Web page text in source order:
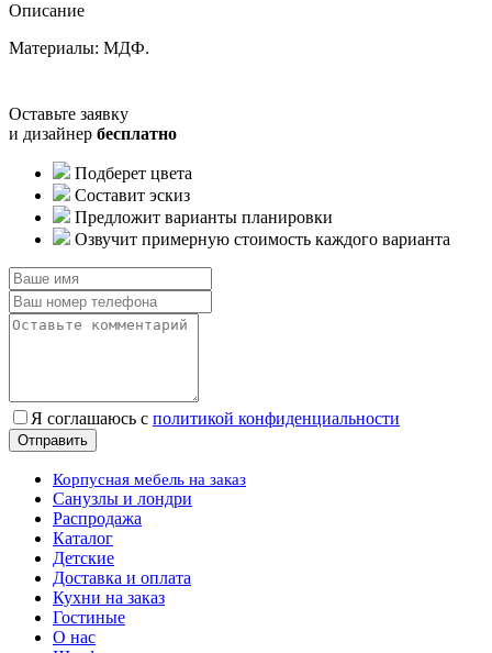
Описание
Материалы: МДФ.
Оставьте заявку
и дизайнер бесплатно
Подберет цвета
Составит эскиз
Предложит варианты планировки
Озвучит примерную стоимость каждого варианта
Я соглашаюсь с политикой конфиденциальности
Корпусная мебель на заказ
Санузлы и лондри
Распродажа
Каталог
Детские
Доставка и оплата
Кухни на заказ
Гостиные
О нас